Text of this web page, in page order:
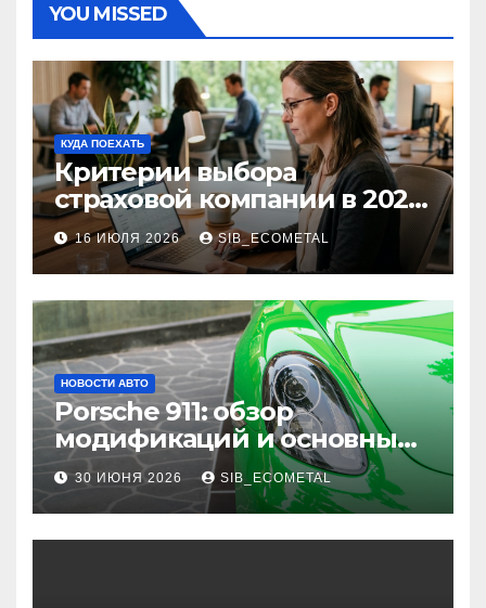
YOU MISSED
КУДА ПОЕХАТЬ
Критерии выбора
страховой компании в 2026
году: надежность и
реальные отзывы о
выплатах
16 ИЮЛЯ 2026 SIB_ECOMETAL
НОВОСТИ АВТО
Porsche 911: обзор
модификаций и основные
характеристики
30 ИЮНЯ 2026 SIB_ECOMETAL